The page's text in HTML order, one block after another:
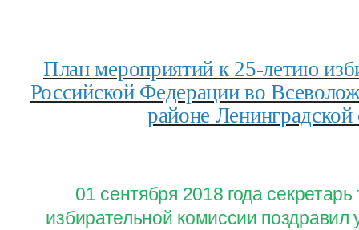
План мероприятий к 25-летию
Российской Федерации во
районе Ленинградской
01 сентября 2018 года
избирательной комиссии поздравил